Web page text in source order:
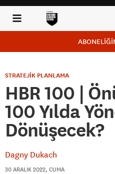
STRATEJİK PLANLAMA
HBR 100 |
100 Yılda
Dönüşecek?
Dagny Dukach
30 ARALIK 2022, CUMA